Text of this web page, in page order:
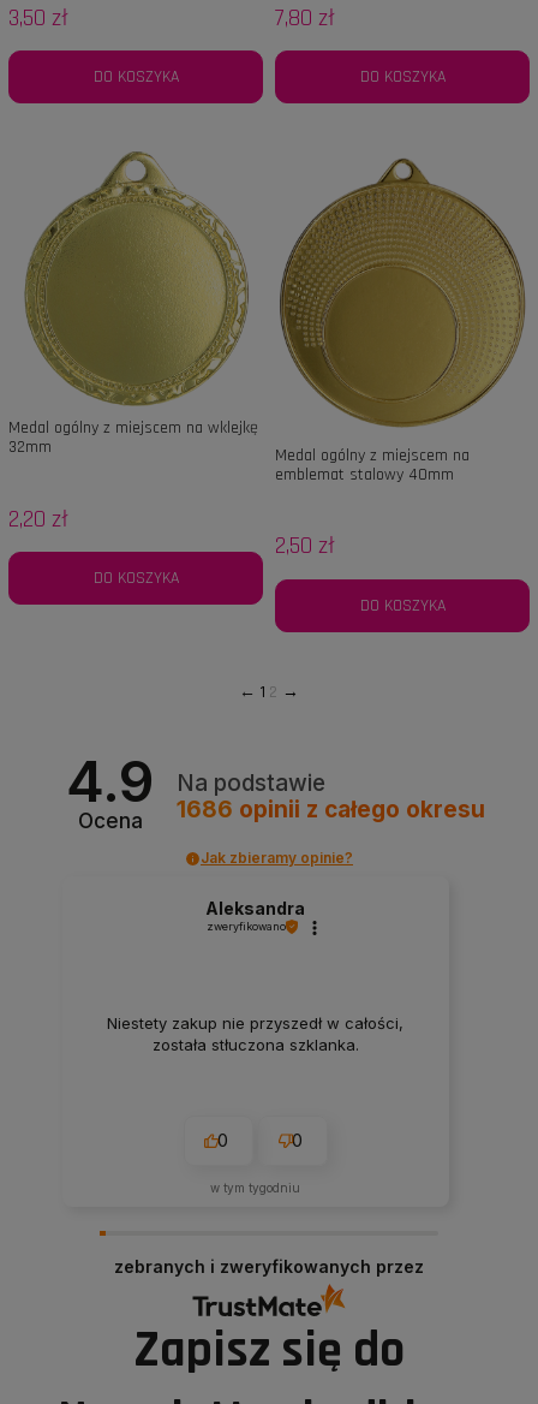
3,50 zł
DO KOSZYKA
7,80 zł
DO KOSZYKA
Medal ogólny z miejscem na wklejkę
32mm
2,20 zł
DO KOSZYKA
Medal ogólny z miejscem na
emblemat stalowy 40mm
2,50 zł
DO KOSZYKA
1 2
4.9
Ocena
Na podstawie
1686 opinii z całego okresu
Jak zbieramy opinie?
Aleksandra
zweryfikowano
Niestety zakup nie przyszedł w całości,
została stłuczona szklanka.
0 0
w tym tygodniu
zebranych i zweryfikowanych przez
Zapisz się do